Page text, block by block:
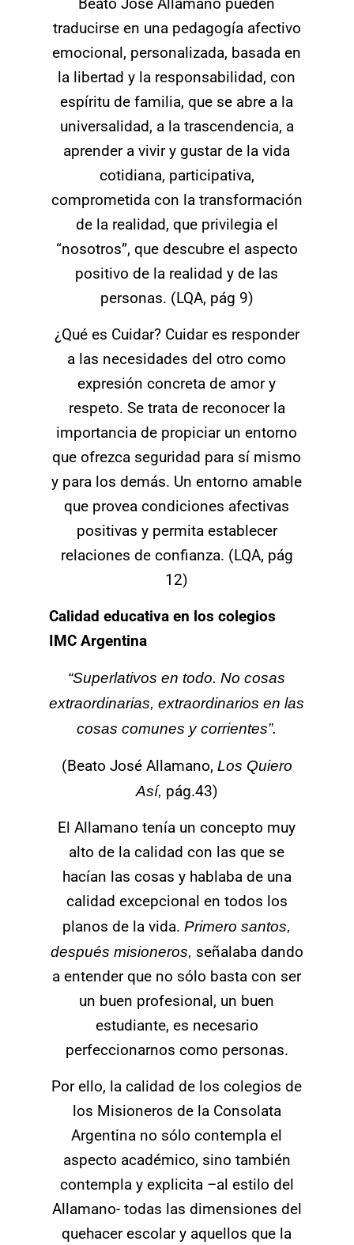
Beato José Allamano pueden
traducirse en una pedagogía afectivo
emocional, personalizada, basada en
la libertad y la responsabilidad, con
espíritu de familia, que se abre a la
universalidad, a la trascendencia, a
aprender a vivir y gustar de la vida
cotidiana, participativa,
comprometida con la transformación
de la realidad, que privilegia el
“nosotros”, que descubre el aspecto
positivo de la realidad y de las
personas. (LQA, pág 9)
¿Qué es Cuidar? Cuidar es responder
a las necesidades del otro como
expresión concreta de amor y
respeto. Se trata de reconocer la
importancia de propiciar un entorno
que ofrezca seguridad para sí mismo
y para los demás. Un entorno amable
que provea condiciones afectivas
positivas y permita establecer
relaciones de confianza. (LQA, pág
12)
Calidad educativa en los colegios
IMC Argentina
“Superlativos en todo. No cosas
extraordinarias, extraordinarios en las
cosas comunes y corrientes”.
(Beato José Allamano, Los Quiero
Así, pág.43)
El Allamano tenía un concepto muy
alto de la calidad con las que se
hacían las cosas y hablaba de una
calidad excepcional en todos los
planos de la vida.Primero santos,
después misioneros, señalaba dando
a entender que no sólo basta con ser
un buen profesional, un buen
estudiante, es necesario
perfeccionarnos como personas.
Por ello, la calidad de los colegios de
los Misioneros de la Consolata
Argentina no sólo contempla el
aspecto académico, sino también
contempla y explicita –al estilo del
Allamano- todas las dimensiones del
quehacer escolar y aquellos que la